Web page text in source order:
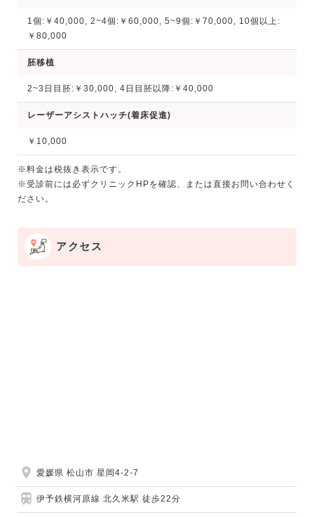
1個:￥40,000, 2~4個:￥60,000, 5~9個:￥70,000, 10個以上:
￥80,000
胚移植
2~3日目胚:￥30,000, 4日目胚以降:￥40,000
レーザーアシストハッチ(着床促進)
￥10,000
※料金は税抜き表示です。
※受診前には必ずクリニックHPを確認、または直接お問い合わせく
ださい。
アクセス
愛媛県 松山市 星岡4-2-7
伊予鉄横河原線 北久米駅 徒歩22分